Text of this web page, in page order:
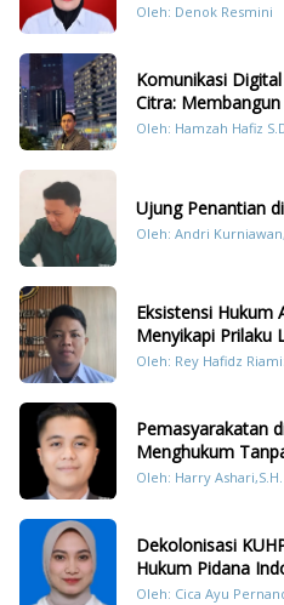
Oleh: Denok Resmini
Komunikasi
Citra:
Konten Humanis
Oleh: Hamzah Hafiz
Ujung Penantian
Oleh: Andri Kurniawan,
Eksistensi Hukum
Menyikapi Prilaku
Dengan Hukum
Oleh: Rey Hafidz
Pemasyarakatan
Menghukum
Oleh: Harry Ashari,S.H.
Dekolonisasi
Hukum Pidana
Oleh: Cica Ayu